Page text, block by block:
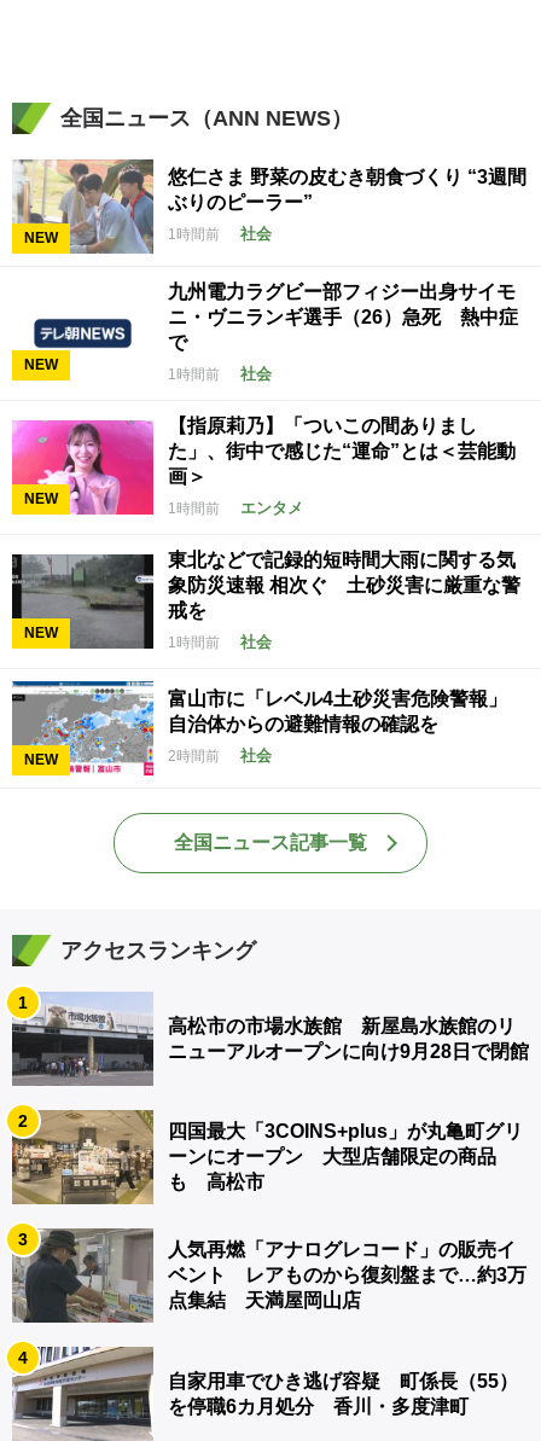
全国ニュース（ANN NEWS）
NEW
悠仁さま 野菜の皮むき朝食づくり “3週間
ぶりのピーラー”
1時間前 社会
NEW
九州電力ラグビー部フィジー出身サイモ
ニ・ヴニランギ選手（26）急死 熱中症
で
1時間前 社会
NEW
【指原莉乃】「ついこの間ありまし
た」、街中で感じた“運命”とは＜芸能動
画＞
1時間前 エンタメ
NEW
東北などで記録的短時間大雨に関する気
象防災速報 相次ぐ 土砂災害に厳重な警
戒を
1時間前 社会
NEW
富山市に「レベル4土砂災害危険警報」
自治体からの避難情報の確認を
2時間前 社会
全国ニュース記事一覧
アクセスランキング
1
高松市の市場水族館 新屋島水族館のリ
ニューアルオープンに向け9月28日で閉館
2
四国最大「3COINS+plus」が丸亀町グリ
ーンにオープン 大型店舗限定の商品
も 高松市
3
人気再燃「アナログレコード」の販売イ
ベント レアものから復刻盤まで…約3万
点集結 天満屋岡山店
4
自家用車でひき逃げ容疑 町係長（55）
を停職6カ月処分 香川・多度津町